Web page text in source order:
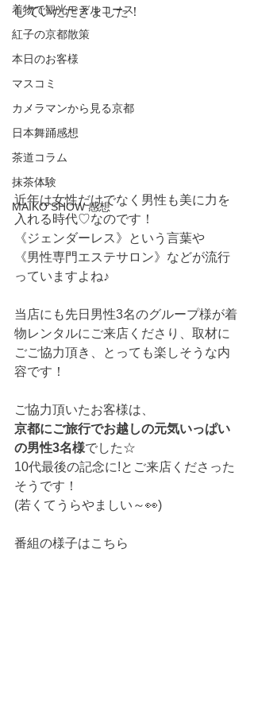
着物で観光モデルコース
紅子の京都散策
本日のお客様
マスコミ
カメラマンから見る京都
日本舞踊感想
茶道コラム
抹茶体験
MAIKO SHOW 感想
していただきました！
近年は女性だけでなく男性も美に力を
入れる時代♡なのです！
《ジェンダーレス》という言葉や
《男性専門エステサロン》などが流行
っていますよね♪
当店にも先日男性3名のグループ様が着
物レンタルにご来店くださり、取材に
ごご協力頂き、とっても楽しそうな内
容です！
ご協力頂いたお客様は、
京都にご旅行でお越しの元気いっぱい
の男性3名様でした☆
10代最後の記念に!とご来店くださった
そうです！
(若くてうらやましい～👀)
番組の様子はこちら